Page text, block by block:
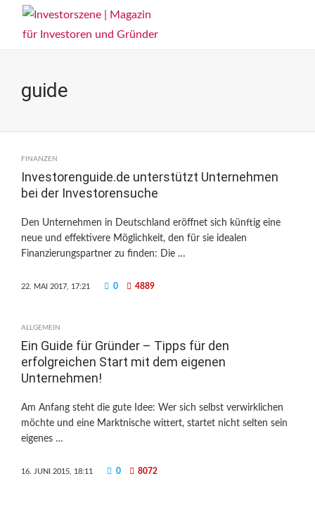
guide
FINANZEN
Investorenguide.de unterstützt Unternehmen
bei der Investorensuche
Den Unternehmen in Deutschland eröffnet sich künftig eine
neue und effektivere Möglichkeit, den für sie idealen
Finanzierungspartner zu finden: Die …
22. MAI 2017, 17:21 0 4889
ALLGEMEIN
Ein Guide für Gründer – Tipps für den
erfolgreichen Start mit dem eigenen
Unternehmen!
Am Anfang steht die gute Idee: Wer sich selbst verwirklichen
möchte und eine Marktnische wittert, startet nicht selten sein
eigenes …
16. JUNI 2015, 18:11 0 8072